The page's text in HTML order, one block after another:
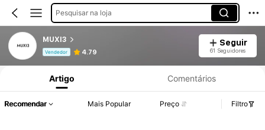
Pesquisar na loja
MUXI3
Vendedor 4.79
Seguir
61 Seguidores
Informações do Produto: Divulgação de Preço, Vendas e Detalhes de Stock.
Artigo Comentários
Recomendar Mais Popular Preço Filtro